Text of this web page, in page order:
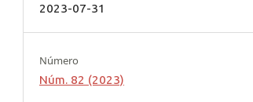
2023-07-31
Número
Núm. 82 (2023)